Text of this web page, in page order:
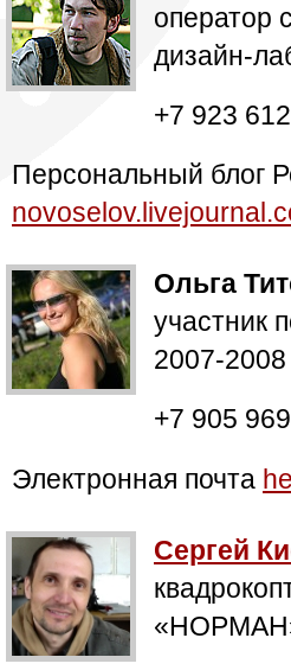
оператор
дизайн-
+7 923
Персональный
Ольга
участник
2007-2008
+7 905
Электронная почта
Сергей